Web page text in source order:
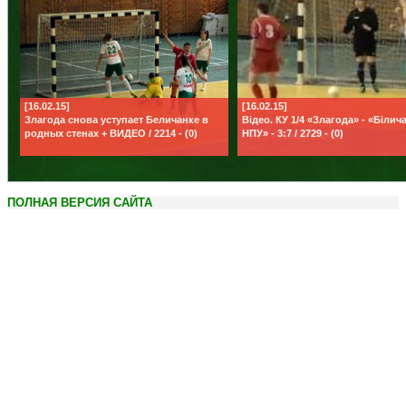
[16.02.15]
Злагода снова уступает Беличанке в
родных стенах + ВИДЕО / 2214 - (0)
[16.02.15]
Відео. КУ 1/4 «Злагода» -
НПУ» - 3:7 / 2729 - (0)
ПОЛНАЯ ВЕРСИЯ САЙТА